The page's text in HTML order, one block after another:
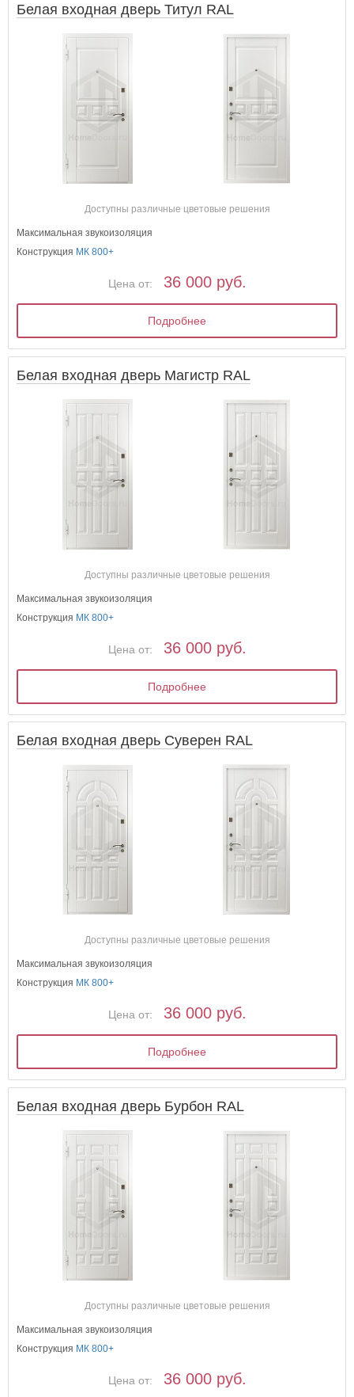
Белая входная дверь Титул RAL
Доступны различные цветовые решения
Максимальная звукоизоляция
Конструкция МК 800+
Цена от: 36 000 руб.
Подробнее
Белая входная дверь Магистр RAL
Доступны различные цветовые решения
Максимальная звукоизоляция
Конструкция МК 800+
Цена от: 36 000 руб.
Подробнее
Белая входная дверь Суверен RAL
Доступны различные цветовые решения
Максимальная звукоизоляция
Конструкция МК 800+
Цена от: 36 000 руб.
Подробнее
Белая входная дверь Бурбон RAL
Доступны различные цветовые решения
Максимальная звукоизоляция
Конструкция МК 800+
Цена от: 36 000 руб.